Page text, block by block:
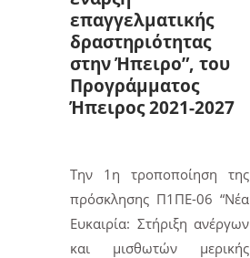
επαγγελματικής
δραστηριότητας
στην Ήπειρο”, του
Προγράμματος
Ήπειρος 2021-2027
Την 1η τροποποίηση της
πρόσκλησης Π1ΠΕ-06 “Νέα
Ευκαιρία: Στήριξη ανέργων
και μισθωτών μερικής